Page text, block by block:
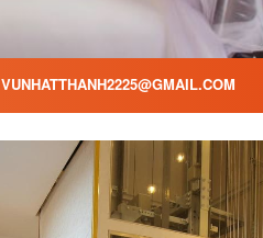
VUNHATTHANH2225@GMAIL.COM